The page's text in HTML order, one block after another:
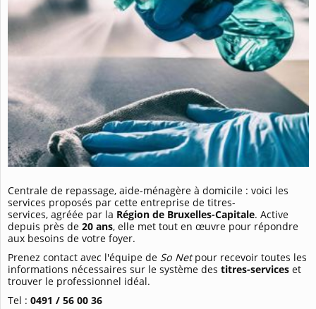
Centrale de repassage, aide-ménagère à domicile : voici les
services proposés par cette entreprise de titres-
services, agréée par la Région de Bruxelles-Capitale. Active
depuis près de 20 ans, elle met tout en œuvre pour répondre
aux besoins de votre foyer.
Prenez contact avec l'équipe de So Netpour recevoir toutes les
informations nécessaires sur le système des titres-services et
trouver le professionnel idéal.
Tel : 0491 / 56 00 36